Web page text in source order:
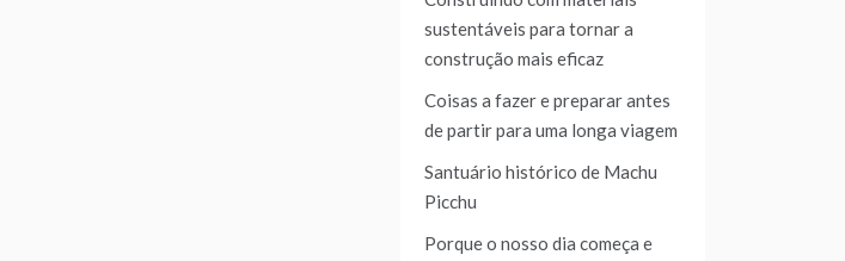
sustentáveis para tornar a
construção mais eficaz
Coisas a fazer e preparar antes
de partir para uma longa viagem
Santuário histórico de Machu
Picchu
Porque o nosso dia começa e